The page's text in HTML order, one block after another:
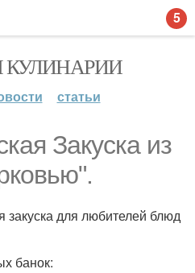
статьи
Закуска из
закуска для любителей блюд
банок:
5